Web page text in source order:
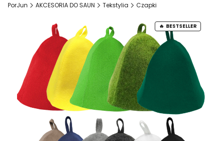
PorJun AKCESORIA DO SAUN Tekstylia Czapki
BESTSELLER